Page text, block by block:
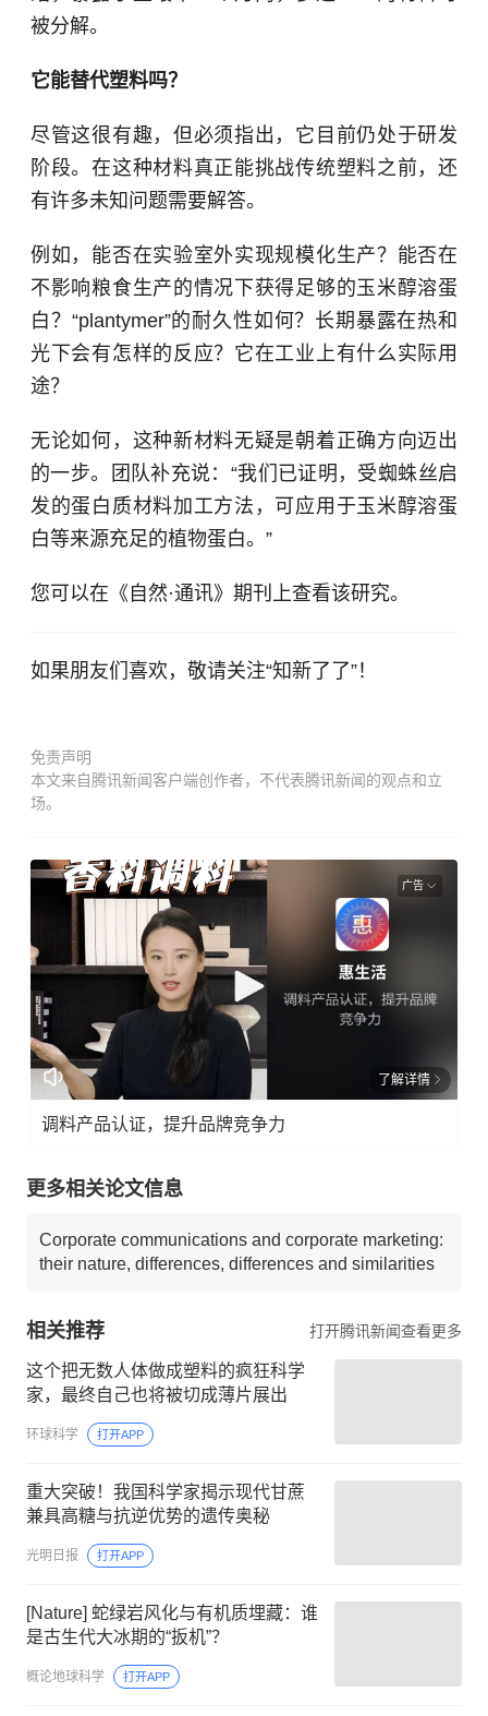
被分解。
它能替代塑料吗？
尽管这很有趣，但必须指出，它目前仍处于研发
阶段。在这种材料真正能挑战传统塑料之前，还
有许多未知问题需要解答。
例如，能否在实验室外实现规模化生产？能否在
不影响粮食生产的情况下获得足够的玉米醇溶蛋
白？“plantymer”的耐久性如何？长期暴露在热和
光下会有怎样的反应？它在工业上有什么实际用
途？
无论如何，这种新材料无疑是朝着正确方向迈出
的一步。团队补充说：“我们已证明，受蜘蛛丝启
发的蛋白质材料加工方法，可应用于玉米醇溶蛋
白等来源充足的植物蛋白。”
您可以在《自然·通讯》期刊上查看该研究。
如果朋友们喜欢，敬请关注“知新了了”！
免责声明
本文来自腾讯新闻客户端创作者，不代表腾讯新闻的观点和立
场。
广告
了解详情
调料产品认证，提升品牌竞争力
更多相关论文信息
Corporate communications and corporate marketing:
their nature, differences, differences and similarities
相关推荐 打开腾讯新闻查看更多
这个把无数人体做成塑料的疯狂科学
家，最终自己也将被切成薄片展出
环球科学 打开APP
重大突破！我国科学家揭示现代甘蔗
兼具高糖与抗逆优势的遗传奥秘
光明日报 打开APP
[Nature] 蛇绿岩风化与有机质埋藏：谁
是古生代大冰期的“扳机”？
概论地球科学 打开APP